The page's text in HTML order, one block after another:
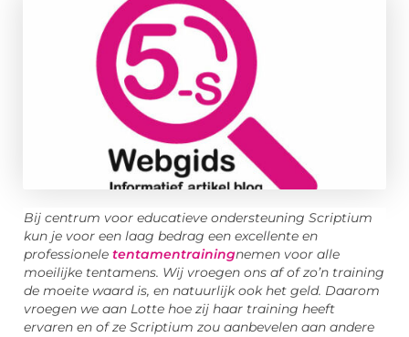
Bij centrum voor educatieve ondersteuning Scriptium
kun je voor een laag bedrag een excellente en
professionele tentamentrainingnemen voor alle
moeilijke tentamens. Wij vroegen ons af of zo’n training
de moeite waard is, en natuurlijk ook het geld. Daarom
vroegen we aan Lotte hoe zij haar training heeft
ervaren en of ze Scriptium zou aanbevelen aan andere